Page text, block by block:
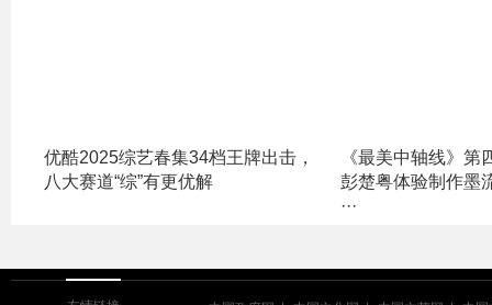
优酷2025综艺春集34档王牌出击，
八大赛道“综”有更优解
《最美中轴线》第
彭楚粤体验制作墨
···